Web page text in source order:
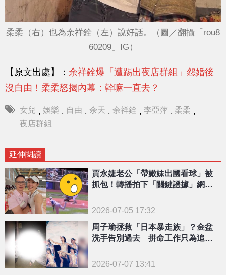
柔柔（右）也為余祥銓（左）說好話。（圖／翻攝「rou8
60209」IG）
【原文出處】： 余祥銓爆「遭踢出夜店群組」怨婚後
沒自由！柔柔怒揭內幕：幹嘛一直去？
女兒 , 娛樂 , 自由 , 余天 , 余祥銓 , 李亞萍 , 柔柔 ,
夜店群組
延伸閱讀
賈永婕老公「帶嫩妹出國看球」被
抓包！轉播拍下「關鍵證據」網
2026-07-05 17:32
周子瑜拯救「日本暴走族」？金盆
洗手告別過去 拼命工作只為追隨
2026-07-07 13:41